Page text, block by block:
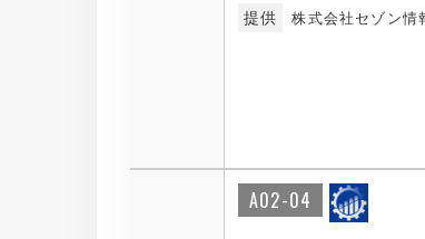
提供 株式会社セゾン情
A02-04